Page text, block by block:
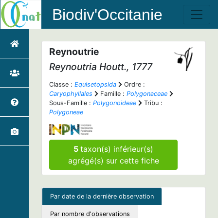
Biodiv'Occitanie
Reynoutrie
Reynoutria Houtt., 1777
Classe : Equisetopsida
Ordre :
Caryophyllales
Famille : Polygonaceae
Sous-Famille : Polygonoideae
Tribu :
Polygoneae
5taxon(s) inférieur(s)
agrégé(s) sur cette fiche
Par date de la dernière observation
Par nombre d'observations